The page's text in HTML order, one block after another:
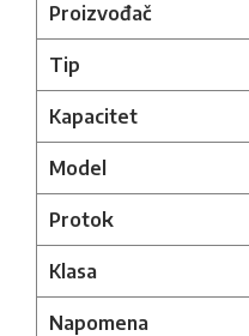
Proizvođač
Tip
Kapacitet
Model
Protok
Klasa
Napomena